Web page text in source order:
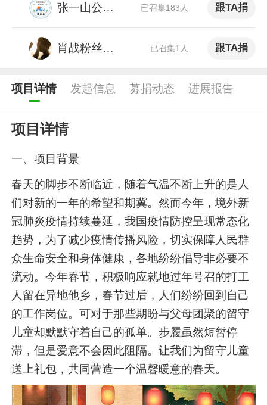
张一山公益站 已召集183人 跟TA捐
肖战粉丝小飞侠 已召集1人 跟TA捐
项目详情 发起信息 募捐动态 进展报告
项目详情
一、项目背景
春天的脚步不断临近，随着气温不断上升的是人
们对新的一年的希望和期冀。然而今年，境外新
冠肺炎疫情持续蔓延，我国疫情防控呈现常态化
趋势，为了减少疫情传播风险，切实保障人民群
众生命安全和身体健康，各地纷纷倡导非必要不
流动。今年春节，积极响应就地过年号召的打工
人留在异地他乡，春节过后，人们纷纷回到自己
的工作岗位。可对于那些期盼与父母团聚的留守
儿童却默默守着自己的孤单。步履虽然短暂停
滞，但是爱意不会因此阻隔。让我们为留守儿童
送上礼包，共同营造一个温馨暖意的春天。